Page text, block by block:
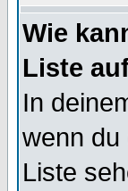
Wie
Liste
In
wenn du
Liste